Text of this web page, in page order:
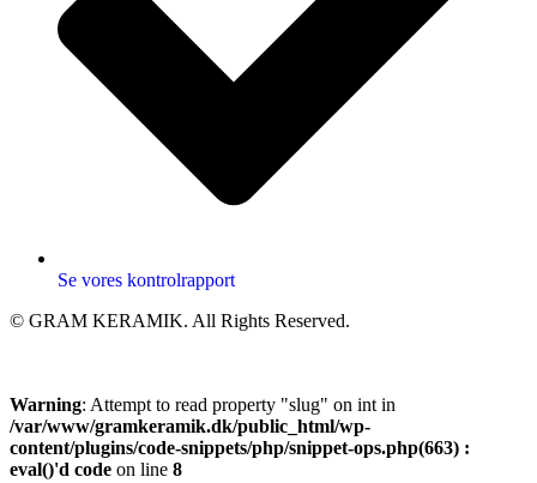
Se vores kontrolrapport
© GRAM KERAMIK. All Rights Reserved.
Warning: Attempt to read property "slug" on int in
/var/www/gramkeramik.dk/public_html/wp-
content/plugins/code-snippets/php/snippet-ops.php(663) :
eval()'d code on line 8